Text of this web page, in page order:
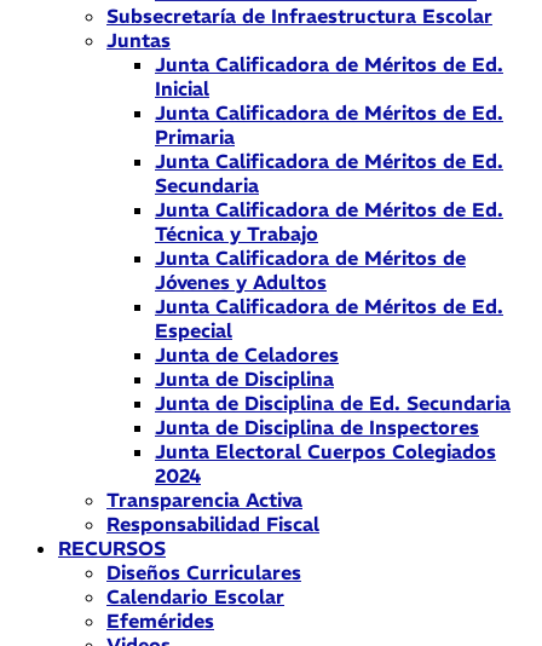
Subsecretaría de Infraestructura Escolar
Juntas
Junta Calificadora de Méritos de Ed.
Inicial
Junta Calificadora de Méritos de Ed.
Primaria
Junta Calificadora de Méritos de Ed.
Secundaria
Junta Calificadora de Méritos de Ed.
Técnica y Trabajo
Junta Calificadora de Méritos de
Jóvenes y Adultos
Junta Calificadora de Méritos de Ed.
Especial
Junta de Celadores
Junta de Disciplina
Junta de Disciplina de Ed. Secundaria
Junta de Disciplina de Inspectores
Junta Electoral Cuerpos Colegiados
2024
Transparencia Activa
Responsabilidad Fiscal
RECURSOS
Diseños Curriculares
Calendario Escolar
Efemérides